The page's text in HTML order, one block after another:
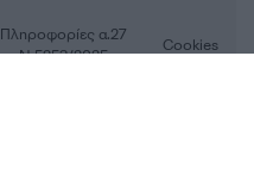
Πληροφορίες α.27
Ν.5253/2025
Cookies